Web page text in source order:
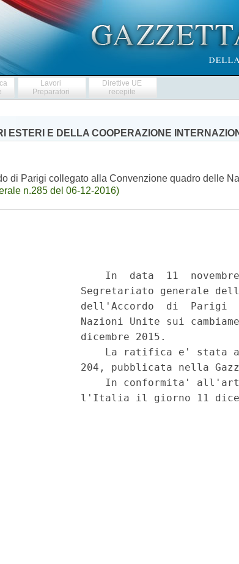
Lavori
Preparatori
Direttive UE
recepite
ESTERI E DELLA COOPERAZIONE
di Parigi collegato alla Convenzione quadro delle
n.285 del 06-12-2016)